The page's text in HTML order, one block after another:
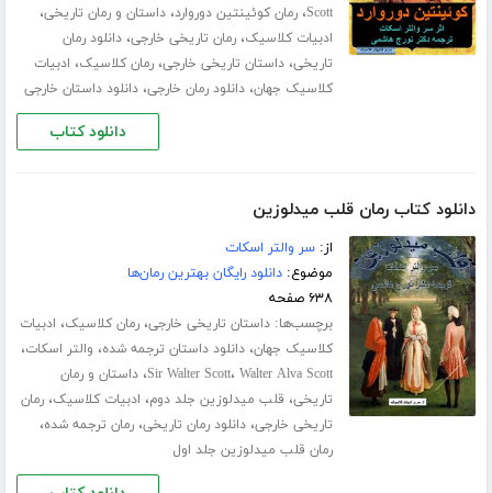
Scott،رمان کوئینتین دوروارد،داستان و رمان تاریخی،
ادبیات کلاسیک،رمان تاریخی خارجی،دانلود رمان
تاریخی،داستان تاریخی خارجی،رمان کلاسیک، ادبیات
کلاسیک جهان،دانلود رمان خارجی،دانلود داستان خارجی
دانلود کتاب
دانلود کتاب رمان قلب میدلوزین
از:سر والتر اسکات
موضوع:دانلود رایگان بهترین رمان‌ها
۶۳۸ صفحه
برچسب‌ها:داستان تاریخی خارجی،رمان کلاسیک، ادبیات
کلاسیک جهان،دانلود داستان ترجمه شده، والتر اسکات،
Sir Walter Scott، Walter Alva Scott ،داستان و رمان
تاریخی، قلب میدلوزین جلد دوم، ادبیات کلاسیک،رمان
تاریخی خارجی،دانلود رمان تاریخی،رمان ترجمه شده،
رمان قلب میدلوزین جلد اول